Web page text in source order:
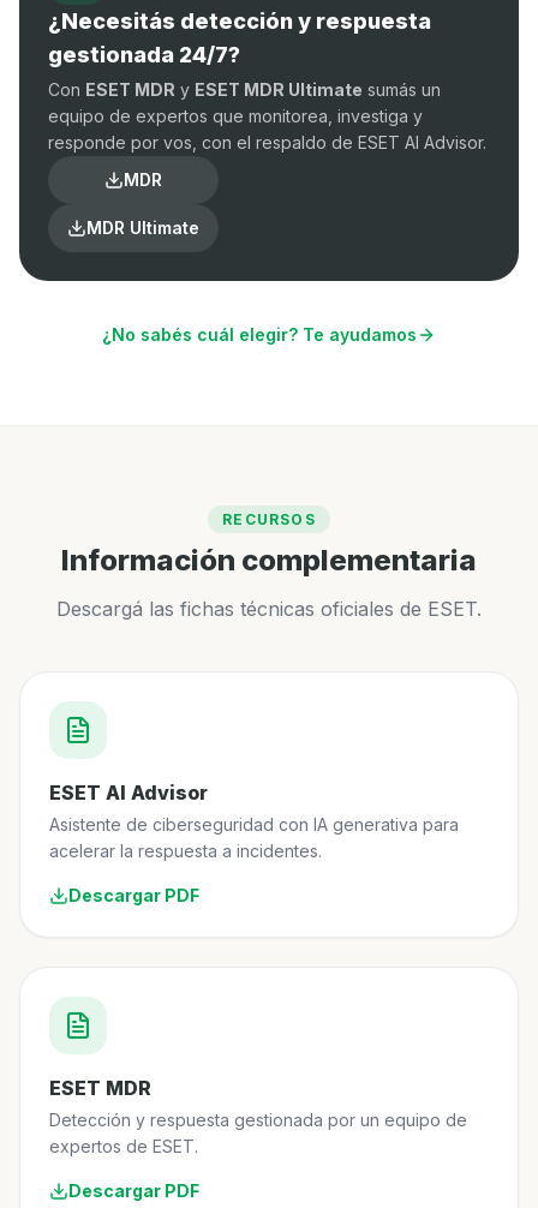
¿Necesitás detección y respuesta
gestionada 24/7?
Con ESET MDR y ESET MDR Ultimate sumás un
equipo de expertos que monitorea, investiga y
responde por vos, con el respaldo de ESET AI Advisor.
MDR
MDR Ultimate
¿No sabés cuál elegir? Te ayudamos
RECURSOS
Información complementaria
Descargá las fichas técnicas oficiales de ESET.
ESET AI Advisor
Asistente de ciberseguridad con IA generativa para
acelerar la respuesta a incidentes.
Descargar PDF
ESET MDR
Detección y respuesta gestionada por un equipo de
expertos de ESET.
Descargar PDF